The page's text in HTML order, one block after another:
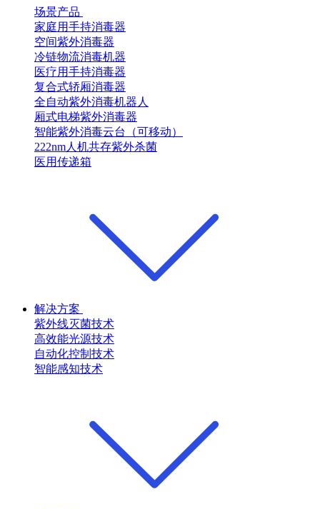
场景产品
家庭用手持消毒器
空间紫外消毒器
冷链物流消毒机器
医疗用手持消毒器
复合式轿厢消毒器
全自动紫外消毒机器人
厢式电梯紫外消毒器
智能紫外消毒云台（可移动）
222nm人机共存紫外杀菌
医用传递箱
解决方案
紫外线灭菌技术
高效能光源技术
自动化控制技术
智能感知技术